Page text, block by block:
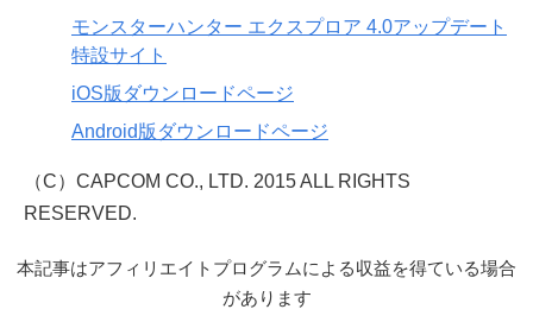
モンスターハンター エクスプロア 4.0アップデート
特設サイト
iOS版ダウンロードページ
Android版ダウンロードページ
（C）CAPCOM CO., LTD. 2015 ALL RIGHTS
RESERVED.
本記事はアフィリエイトプログラムによる収益を得ている場合
があります